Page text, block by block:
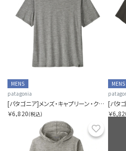
MENS
patagonia
[パタゴニア]メンズ・キャプリーン・クール・デイリー・シャツ
￥6,820(税込)
MENS
￥
お気に